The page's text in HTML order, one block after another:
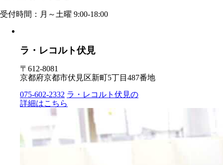
受付時間：月～土曜 9:00-18:00
ラ・レコルト伏見
〒612-8081
京都府京都市伏見区新町5丁目487番地
075-602-2332 ラ・レコルト伏見の
詳細はこちら